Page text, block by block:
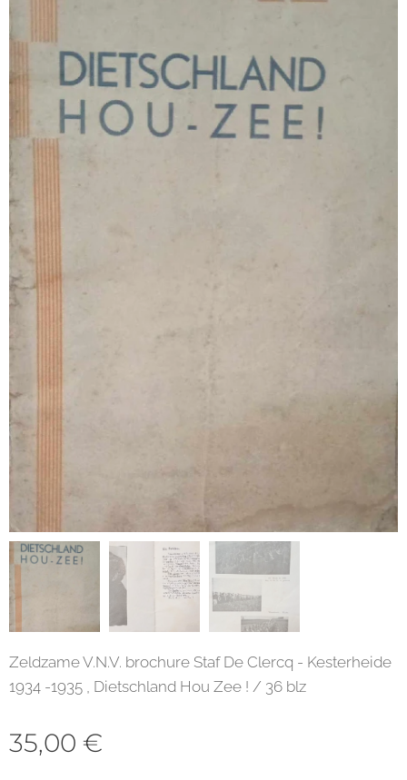
Zeldzame V.N.V. brochure Staf De Clercq - Kesterheide
1934 -1935 , Dietschland Hou Zee ! / 36 blz
35,00 €